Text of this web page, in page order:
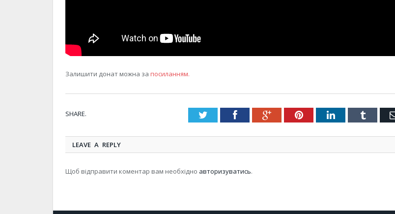
Залишити донат можна за посиланням.
SHARE. TwitterFacebookGoogle+PinterestLinkedInTumblr
LEAVE A REPLY
Щоб відправити коментар вам необхідно авторизуватись.